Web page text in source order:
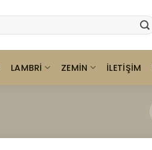
LAMBRI ZEMIN İLETIŞIM